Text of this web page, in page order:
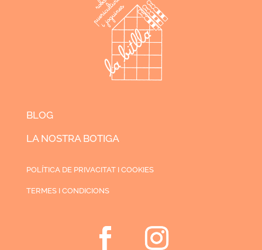
BLOG
LA NOSTRA BOTIGA
POLÍTICA DE PRIVACITAT I COOKIES
TERMES I CONDICIONS